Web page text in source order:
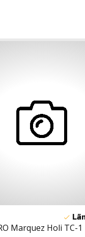
Marquez Holi TC-1